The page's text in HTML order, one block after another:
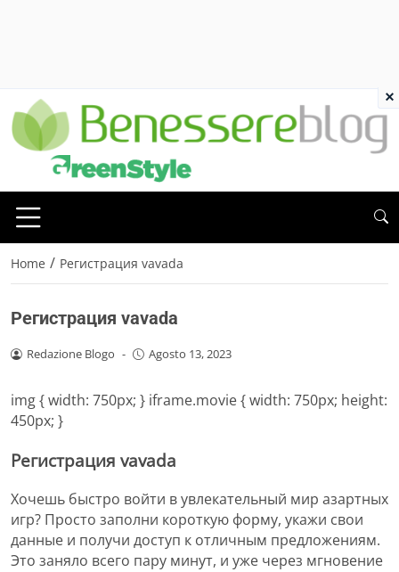
Home / Регистрация vavada
Регистрация vavada
Redazione Blogo - Agosto 13, 2023
img { width: 750px; } iframe.movie { width: 750px; height:
450px; }
Регистрация vavada
Хочешь быстро войти в увлекательный мир азартных
игр? Просто заполни короткую форму, укажи свои
данные и получи доступ к отличным предложениям.
Это заняло всего пару минут, и уже через мгновение
×